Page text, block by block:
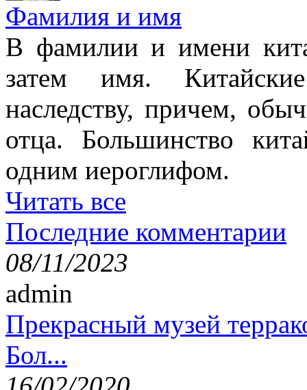
Фамилия и имя
В фамилии и имени
затем имя.
наследству, причем,
отца. Большинство
одним иероглифом.
Читать все
Последние комментарии
08/11/2023
admin
Прекрасный музей
Бол...